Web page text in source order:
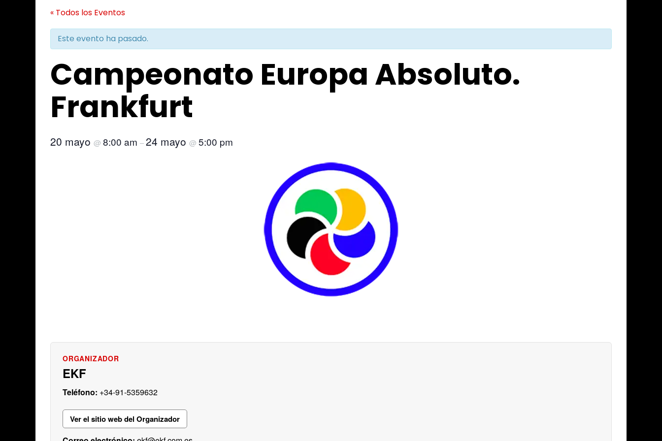
« Todos los Eventos
Este evento ha pasado.
Campeonato Europa Absoluto.
Frankfurt
20 mayo @ 8:00 am –24 mayo @ 5:00 pm
EKF
+34-91-5359632
Ver el sitio web del Organizador